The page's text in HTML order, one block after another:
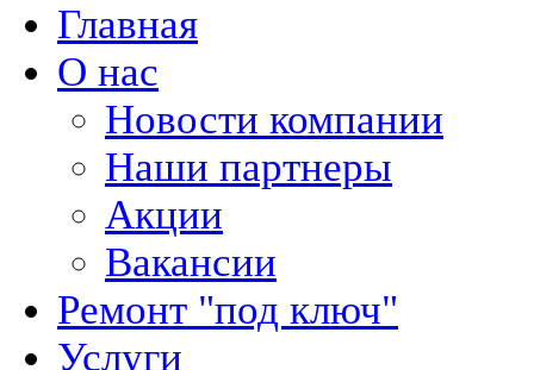
Главная
О нас
Новости компании
Наши партнеры
Акции
Вакансии
Ремонт "под ключ"
Услуги